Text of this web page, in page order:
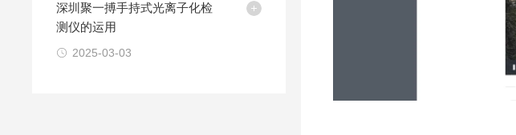
深圳聚一搏手持式光离子化检
测仪的运用
2025-03-03